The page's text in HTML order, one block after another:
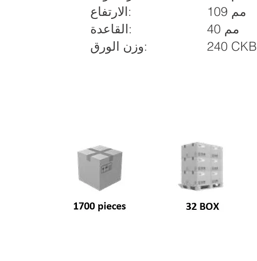
الارتفاع:
القاعدة:
وزن الورق:
109 مم
40 مم
240 CKB